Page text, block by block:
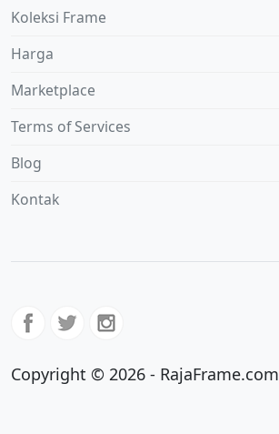
Koleksi Frame
Harga
Marketplace
Terms of Services
Blog
Kontak
Copyright © 2026 - RajaFrame.com